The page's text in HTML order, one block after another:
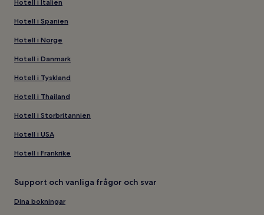
Hotell i Italien
Hotell i Spanien
Hotell i Norge
Hotell i Danmark
Hotell i Tyskland
Hotell i Thailand
Hotell i Storbritannien
Hotell i USA
Hotell i Frankrike
Support och vanliga frågor och svar
Dina bokningar